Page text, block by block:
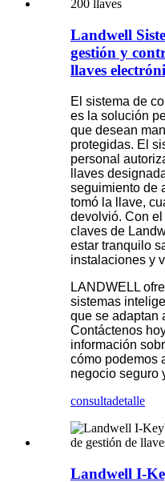
Landwell
gestión y
llaves
El sistema de
es la solución
que desean
protegidas. El
personal
llaves
seguimiento de
tomó la llave,
devolvió. Con
claves de
estar tranquilo
instalaciones y
LANDWELL
sistemas
que se adaptan
Contáctenos
información
cómo podemos
negocio seguro
consultadetalle
Landwell I-